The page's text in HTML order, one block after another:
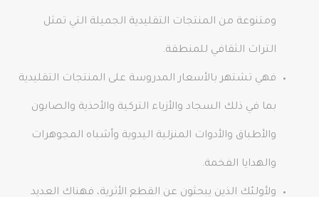
ومتنوعة من المنتجات التقليدية الجميلة التي تمثل
التراث الثقافي للمنطقة.
فهي تشتهر بالأسعار المدروسة على المنتجات التقليدية
بما في ذلك السجاد والأزياء التركية والأحذية والصابون
والأطباق والأدوات المنزلية اليدوية وأشباه المجوهرات
والهدايا الفخمة.
ولأولئك الذين يبحثون عن القطع الأثرية، فهناك العديد